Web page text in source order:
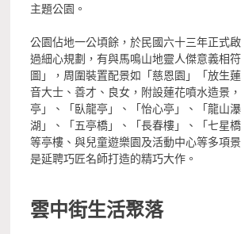
主題公園。
公園佔地一公頃餘，於民國六十三年正式
過細心規劃，有與馬鳴山地靈人傑意義相
圖」，周圍裝置配景如「慈恩園」「放生
音大士、善才、良女，附設蓮花噴水造景
亭」、「臥龍亭」、「怡心亭」、「龍山
湖」、「五亭橋」、「長春樓」、「七星橋
等亭樓、與兒童遊樂園及活動中心等多項
是延聘巧匠名師打造的精巧大作。
雲中街生活聚落